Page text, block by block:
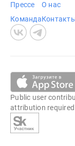
Прессе
Команда
О нас
Public user
attribution required